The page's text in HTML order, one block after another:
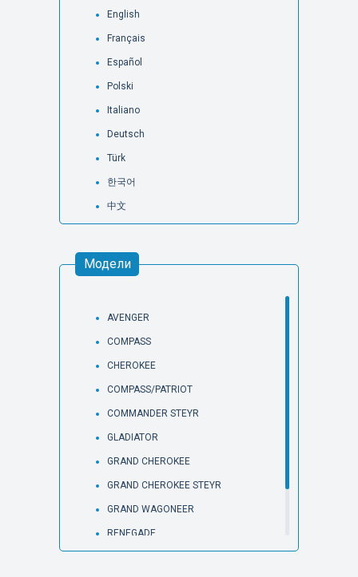
English
Français
Español
Polski
Italiano
Deutsch
Türk
한국어
中文
AVENGER
COMPASS
CHEROKEE
COMPASS/PATRIOT
COMMANDER STEYR
GLADIATOR
GRAND CHEROKEE
GRAND CHEROKEE STEYR
GRAND WAGONEER
RENEGADE
Модели